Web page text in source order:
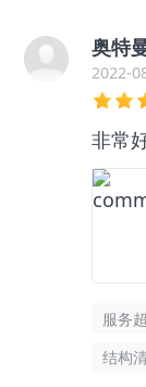
奥特
2022-
非常
服务
结构